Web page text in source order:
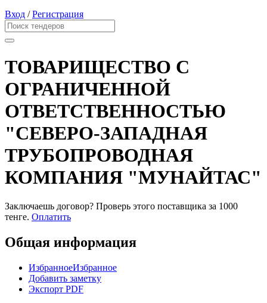
Вход /Регистрация
ТОВАРИЩЕСТВО С
ОГРАНИЧЕННОЙ
ОТВЕТСТВЕННОСТЬЮ
"СЕВЕРО-ЗАПАДНАЯ
ТРУБОПРОВОДНАЯ
КОМПАНИЯ "МУНАЙТАС"
Заключаешь договор? Проверь этого поставщика за 1000
тенге. Оплатить
Общая информация
ИзбранноеИзбранное
Добавить заметку
Экспорт PDF